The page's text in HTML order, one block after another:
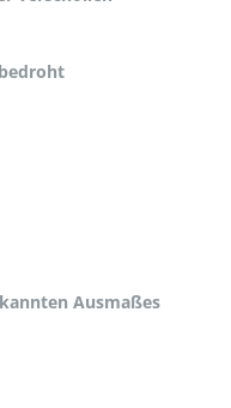
Ausmaßes